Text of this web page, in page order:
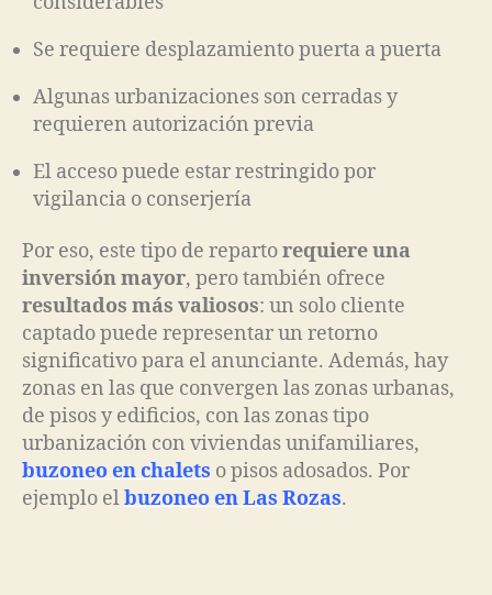
Se requiere desplazamiento puerta a puerta
Algunas urbanizaciones son cerradas y
requieren autorización previa
El acceso puede estar restringido por
vigilancia o conserjería
Por eso, este tipo de repartorequiere una
inversión mayor, pero también ofrece
resultados más valiosos: un solo cliente
captado puede representar un retorno
significativo para el anunciante. Además, hay
zonas en las que convergen las zonas urbanas,
de pisos y edificios, con las zonas tipo
urbanización con viviendas unifamiliares,
buzoneo en chalets o pisos adosados. Por
ejemplo elbuzoneo en Las Rozas.